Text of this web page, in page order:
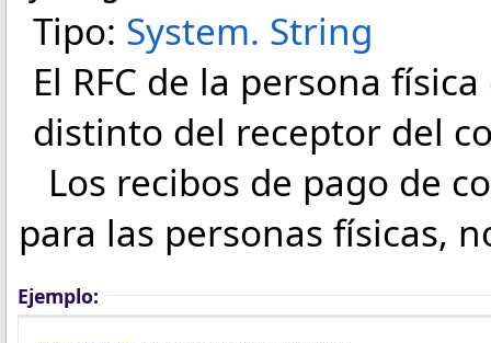
Tipo: System. String
El RFC de la persona
distinto del receptor del
Los recibos de pago de
para las personas físicas,
Ejemplo: